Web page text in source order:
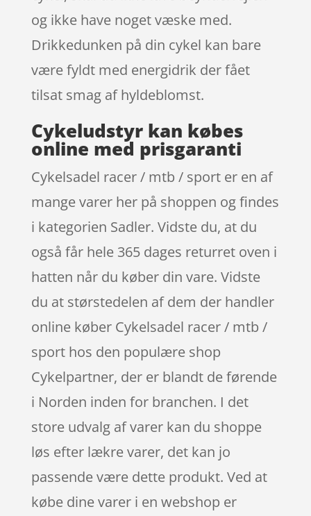
og ikke have noget væske med.
Drikkedunken på din cykel kan bare
være fyldt med energidrik der fået
tilsat smag af hyldeblomst.
Cykeludstyr kan købes
online med prisgaranti
Cykelsadel racer / mtb / sport er en af
mange varer her på shoppen og findes
i kategorien Sadler. Vidste du, at du
også får hele 365 dages returret oven i
hatten når du køber din vare. Vidste
du at størstedelen af dem der handler
online køber Cykelsadel racer / mtb /
sport hos den populære shop
Cykelpartner, der er blandt de førende
i Norden inden for branchen. I det
store udvalg af varer kan du shoppe
løs efter lækre varer, det kan jo
passende være dette produkt. Ved at
købe dine varer i en webshop er